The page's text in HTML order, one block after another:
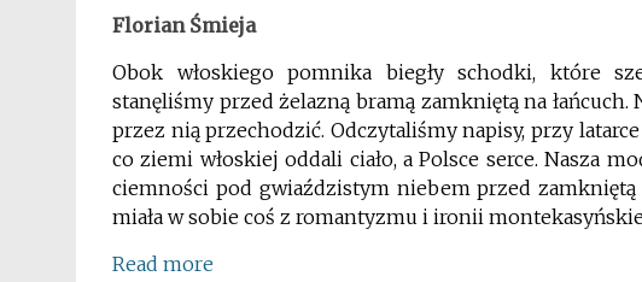
Florian Śmieja
Obok włoskiego pomnika biegły schodki, które
stanęliśmy przed żelazną bramą zamkniętą na
przez nią przechodzić. Odczytaliśmy napisy, przy
co ziemi włoskiej oddali ciało, a Polsce serce. Nasza
ciemności pod gwiaździstym niebem przed
miała w sobie coś z romantyzmu i ironii
Read more